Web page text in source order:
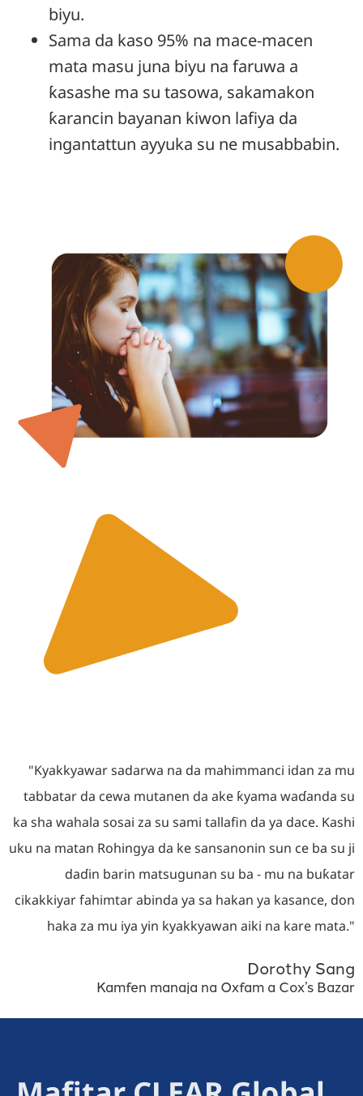
biyu.
Sama da kaso 95% na mace-macen
mata masu juna biyu na faruwa a
ƙasashe ma su tasowa, sakamakon
ƙarancin bayanan kiwon lafiya da
ingantattun ayyuka su ne musabbabin.
"Kyakkyawar sadarwa na da mahimmanci idan za mu
tabbatar da cewa mutanen da ake ƙyama waɗanda su
ka sha wahala sosai za su sami tallafin da ya dace. Kashi
uku na matan Rohingya da ke sansanonin sun ce ba su ji
daɗin barin matsugunan su ba - mu na buƙatar
cikakkiyar fahimtar abinda ya sa hakan ya kasance, don
haka za mu iya yin kyakkyawan aiki na kare mata."
Dorothy Sang
Kamfen manaja na Oxfam a Cox’s Bazar